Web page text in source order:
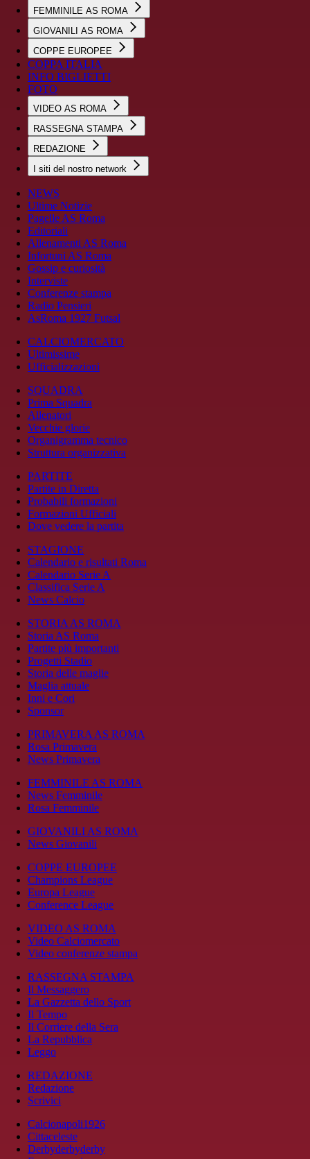
FEMMINILE AS ROMA
GIOVANILI AS ROMA
COPPE EUROPEE
COPPA ITALIA
INFO BIGLIETTI
FOTO
VIDEO AS ROMA
RASSEGNA STAMPA
REDAZIONE
I siti del nostro network
NEWS
Ultime Notizie
Pagelle AS Roma
Editoriali
Allenamenti AS Roma
Infortuni AS Roma
Gossip e curiosità
Interviste
Conferenze stampa
Radio Pensieri
AsRoma 1927 Futsal
CALCIOMERCATO
Ultimissime
Ufficializzazioni
SQUADRA
Prima Squadra
Allenatori
Vecchie glorie
Organigramma tecnico
Struttura organizzativa
PARTITE
Partite in Diretta
Probabili formazioni
Formazioni Ufficiali
Dove vedere la partita
STAGIONE
Calendario e risultati Roma
Calendario Serie A
Classifica Serie A
News Calcio
STORIA AS ROMA
Storia AS Roma
Partite più importanti
Progetti Stadio
Storia delle maglie
Maglia attuale
Inni e Cori
Sponsor
PRIMAVERA AS ROMA
Rosa Primavera
News Primavera
FEMMINILE AS ROMA
News Femminile
Rosa Femminile
GIOVANILI AS ROMA
News Giovanili
COPPE EUROPEE
Champions League
Europa League
Conference League
VIDEO AS ROMA
Video Calciomercato
Video conferenze stampa
RASSEGNA STAMPA
Il Messaggero
La Gazzetta dello Sport
Il Tempo
Il Corriere della Sera
La Repubblica
Leggo
REDAZIONE
Redazione
Scrivici
Calcionapoli1926
Cittaceleste
Derbyderbyderby